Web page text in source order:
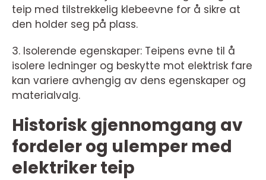
teip med tilstrekkelig klebeevne for å sikre at
den holder seg på plass.
3. Isolerende egenskaper: Teipens evne til å
isolere ledninger og beskytte mot elektrisk fare
kan variere avhengig av dens egenskaper og
materialvalg.
Historisk gjennomgang av
fordeler og ulemper med
elektriker teip